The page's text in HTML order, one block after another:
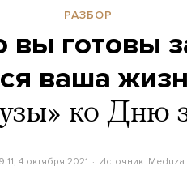
РАЗБОР
вы готовы
ваша
ко Дню
4 октября 2021 Источник: Meduza